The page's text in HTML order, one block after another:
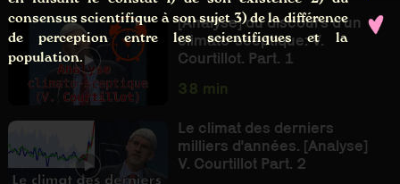
consensus scientifique à son sujet 3) de la différence
de perception entre les scientifiques et la
population.
[Analyse] du discours d'un
climato-sceptique: V.
Courtillot. Part. 1
38 min
Le climat des derniers
milliers d'années. [Analyse]
V. Courtillot Part. 2